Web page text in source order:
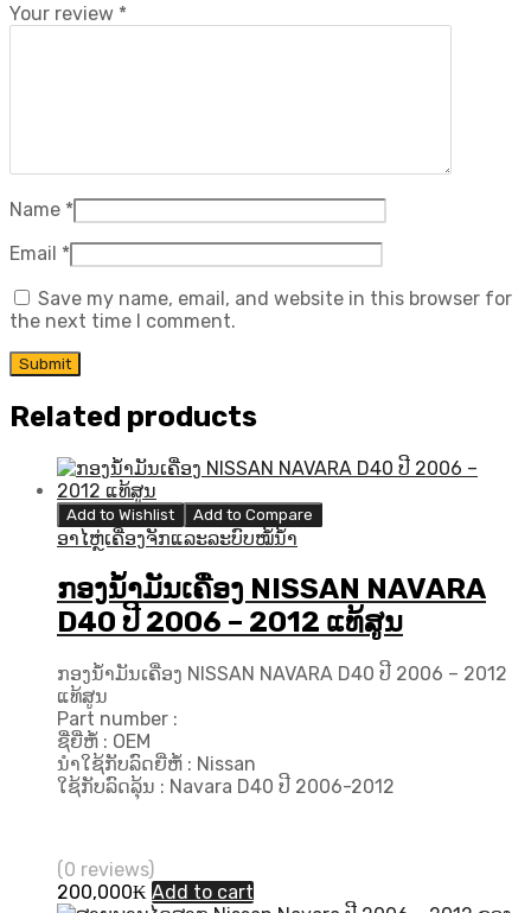
Your review *
Name *
Email *
Save my name, email, and website in this browser for
the next time I comment.
Related products
Add to Wishlist Add to Compare
ອາໄຫຼ່ເຄື່ອງຈັກແລະລະບົບໝໍ້ນ້ຳ
ກອງນ້ຳມັນເຄື່ອງ NISSAN NAVARA
D40 ປີ​ 2006 – 2012 ແທ້ສູນ
ກອງນ້ຳມັນເຄື່ອງ NISSAN NAVARA D40 ປີ​ 2006 – 2012
ແທ້ສູນ
Part number :
ຊື່ຍີ່ຫໍ້ : OEM
ນຳໃຊ້ກັບລົດຍີ່ຫໍ້ : Nissan
ໃຊ້ກັບລົດລຸ້ນ : Navara D40 ປີ 2006-2012
(0 reviews)
200,000₭ Add to cart